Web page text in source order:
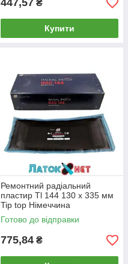
447,57 ₴
Купити
Ремонтний радіальний
пластир Tl 144 130 х 335 мм
Tip top Німеччина
Готово до відправки
775,84 ₴